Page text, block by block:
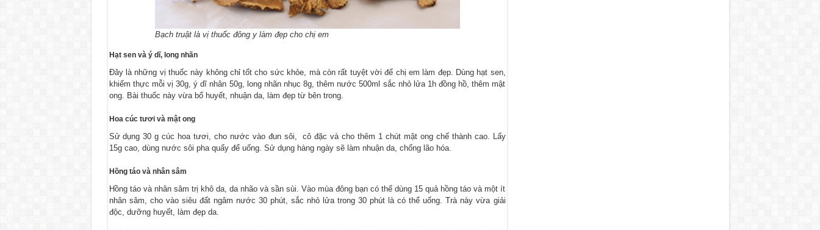
Bạch truật là vị thuốc đông y làm đẹp cho chị em
Hạt sen và ý dĩ, long nhãn
Đây là những vị thuốc này không chỉ tốt cho sức khỏe, mà còn rất tuyệt vời để chị em làm đẹp. Dùng hạt sen,
khiếm thực mỗi vị 30g, ý dĩ nhân 50g, long nhãn nhục 8g, thêm nước 500ml sắc nhỏ lửa 1h đồng hồ, thêm mật
ong. Bài thuốc này vừa bổ huyết, nhuận da, làm đẹp từ bên trong.
Hoa cúc tươi và mật ong
Sử dụng 30 g cúc hoa tươi, cho nước vào đun sôi, cô đặc và cho thêm 1 chút mật ong chế thành cao. Lấy
15g cao, dùng nước sôi pha quấy để uống. Sử dụng hàng ngày sẽ làm nhuận da, chống lão hóa.
Hồng táo và nhân sâm
Hồng táo và nhân sâm trị khô da, da nhão và sần sùi. Vào mùa đông bạn có thể dùng 15 quả hồng táo và một ít
nhân sâm, cho vào siêu đất ngâm nước 30 phút, sắc nhỏ lửa trong 30 phút là có thể uống. Trà này vừa giải
độc, dưỡng huyết, làm đẹp da.